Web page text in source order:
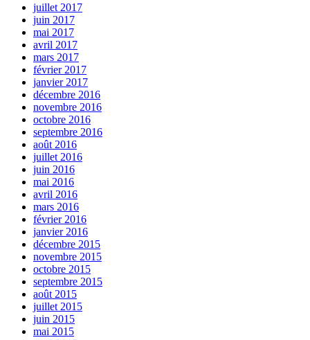
juillet 2017
juin 2017
mai 2017
avril 2017
mars 2017
février 2017
janvier 2017
décembre 2016
novembre 2016
octobre 2016
septembre 2016
août 2016
juillet 2016
juin 2016
mai 2016
avril 2016
mars 2016
février 2016
janvier 2016
décembre 2015
novembre 2015
octobre 2015
septembre 2015
août 2015
juillet 2015
juin 2015
mai 2015